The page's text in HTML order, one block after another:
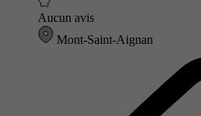
Aucun avis
Mont-Saint-Aignan